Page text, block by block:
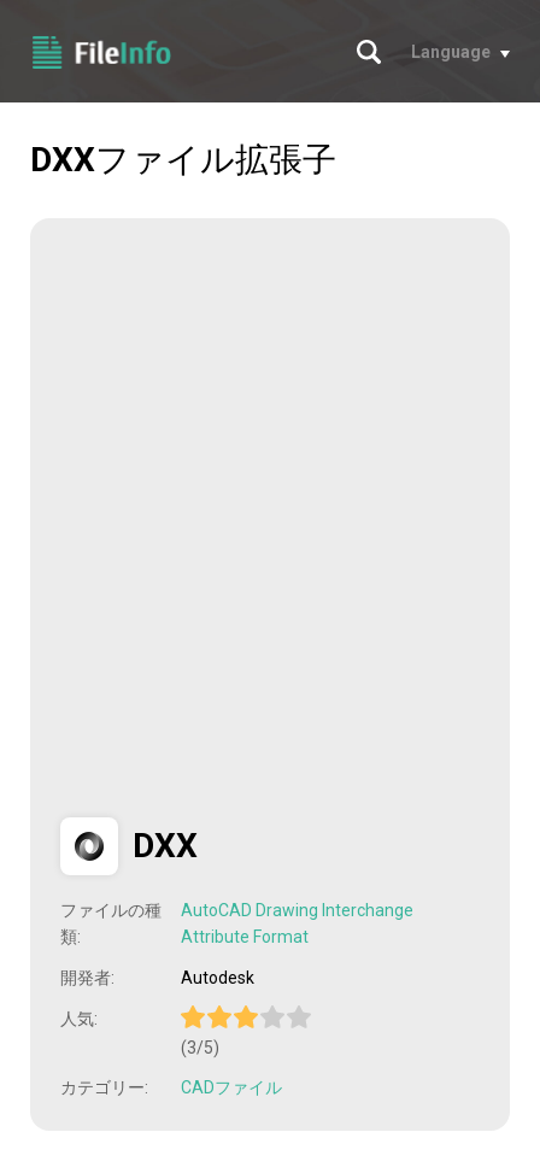
サーチ
Language
DXXファイル拡張子
DXX
ファイルの種
類:
AutoCAD Drawing Interchange
Attribute Format
開発者: Autodesk
人気:
(3/5)
カテゴリー: CADファイル